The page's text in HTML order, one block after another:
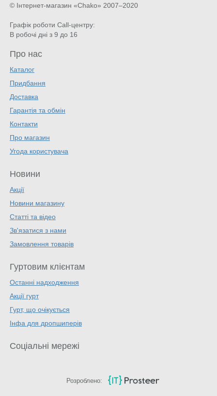
© Інтернет-магазин «Chako» 2007–2020
Графік роботи Call-центру:
В робочі дні з 9 до 16
Про нас
Каталог
Придбання
Доставка
Гарантія та обмін
Контакти
Про магазин
Угода користувача
Новини
Акції
Новини магазину
Статті та відео
Зв'язатися з нами
Замовлення товарів
Гуртовим клієнтам
Останні надходження
Акції гурт
Гурт, що очікується
Інфа для дропшиперів
Соціальні мережі
Розроблено: